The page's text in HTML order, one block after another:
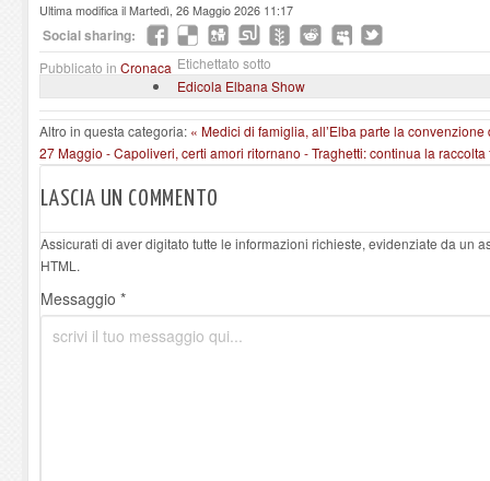
Ultima modifica il Martedì, 26 Maggio 2026 11:17
Social sharing:
Pubblicato in Cronaca Etichettato sotto
Edicola Elbana Show
Altro in questa categoria: « Medici di famiglia, all’Elba parte la
27 Maggio - Capoliveri, certi amori ritornano - Traghetti: continua la
LASCIA UN COMMENTO
Assicurati di aver digitato tutte le informazioni richieste, evidenziate da un
HTML.
Messaggio *